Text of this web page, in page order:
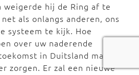
weigerde hij de Ring af te
als onlangs anderen, ons
systeem te kijk. Hoe
over uw naderende
in Duitsland maak ik
zorgen. Er zal een nieuwe